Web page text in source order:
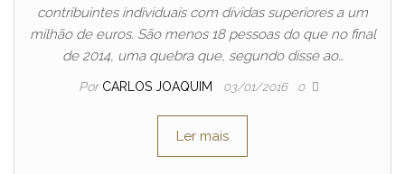
contribuintes individuais com dívidas superiores a um
milhão de euros. São menos 18 pessoas do que no final
de 2014, uma quebra que, segundo disse ao…
Por CARLOS JOAQUIM 03/01/2016 0
Ler mais